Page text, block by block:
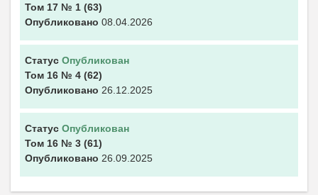
Том 17 № 1 (63)
Опубликовано 08.04.2026
Статус Опубликован
Том 16 № 4 (62)
Опубликовано 26.12.2025
Статус Опубликован
Том 16 № 3 (61)
Опубликовано 26.09.2025